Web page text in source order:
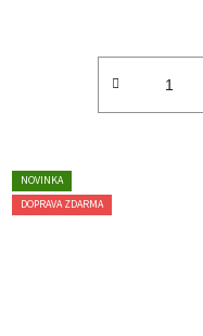
NOVINKA
DOPRAVA ZDARMA